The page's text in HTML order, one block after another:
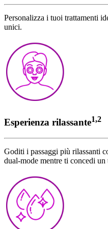
Personalizza i tuoi trattamenti
unici.
Esperienza rilassante1,2
Goditi i passaggi più rilassanti
dual-mode mentre ti concedi un